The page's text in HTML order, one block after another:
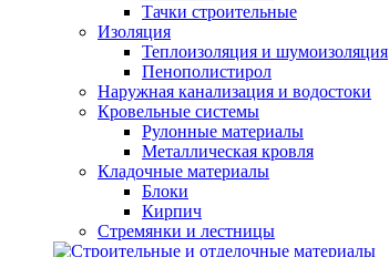
Тачки строительные
Изоляция
Теплоизоляция и шумоизоляция
Пенополистирол
Наружная канализация и водостоки
Кровельные системы
Рулонные материалы
Металлическая кровля
Кладочные материалы
Блоки
Кирпич
Стремянки и лестницы